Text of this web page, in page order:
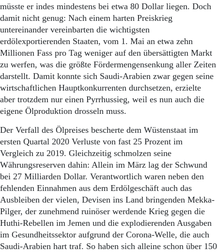
Abo Prämien
Archiv
Mediadaten
Kontakt
Impressum
Datenschutz
müsste er indes mindestens bei etwa 80 Dollar liegen. Doch
damit nicht genug: Nach einem harten Preiskrieg
untereinander vereinbarten die wichtigsten
erdölexportierenden Staaten, vom 1. Mai an etwa zehn
Millionen Fass pro Tag weniger auf den übersättigten Markt
zu werfen, was die größte Fördermengensenkung aller Zeiten
darstellt. Damit konnte sich Saudi-Arabien zwar gegen seine
wirtschaftlichen Hauptkonkurrenten durchsetzen, erzielte
aber trotzdem nur einen Pyrrhussieg, weil es nun auch die
eigene Ölproduktion drosseln muss.
Der Verfall des Ölpreises bescherte dem Wüstenstaat im
ersten Quartal 2020 Verluste von fast 25 Prozent im
Vergleich zu 2019. Gleichzeitig schmolzen seine
Währungsreserven dahin: Allein im März lag der Schwund
bei 27 Milliarden Dollar. Verantwortlich waren neben den
fehlenden Einnahmen aus dem Erdölgeschäft auch das
Ausbleiben der vielen, Devisen ins Land bringenden Mekka-
Pilger, der zunehmend ruinöser werdende Krieg gegen die
Huthi-Rebellen im Jemen und die explodierenden Ausgaben
im Gesundheitssektor aufgrund der Corona-Welle, die auch
Saudi-Arabien hart traf. So haben sich alleine schon über 150